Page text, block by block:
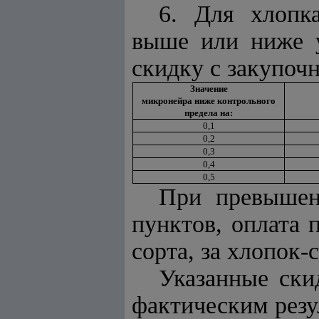
6. Для
выше или ниже
скидку с
Значение
микронейра ниже контрольного
предела на:
0,1
0,2
0,3
0,4
0,5
При
пунктов, оплата
сорта, за
Указанные
фактическим